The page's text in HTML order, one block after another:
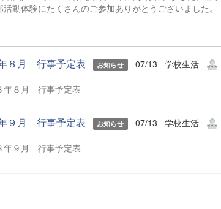
活動体験にたくさんのご参加ありがとうございました。
８月 行事予定表 お知らせ 07/13 学校生活
年８月 行事予定表
９月 行事予定表 お知らせ 07/13 学校生活
年９月 行事予定表